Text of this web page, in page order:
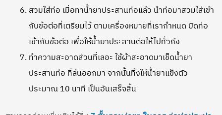
สวมใส่ท่อ เมื่อทาน้ำยาประสานท่อแล้ว นำท่อมาสวมใส่เข้า
กับข้อต่อที่เตรียมไว้ ตามเครื่องหมายที่เรากำหนด บิดท่อ
เข้ากับข้อต่อ เพื่อให้น้ำยาประสานต่อให้ไปทั่วถึง
ทำความสะอาดส่วนที่เลอะ ใช้ผ้าสะอาดมาเช็ดน้ำยา
ประสานท่อ ที่ล้นออกมา จากนั้นทิ้งให้น้ำยาแข็งตัว
ประมาณ 10 นาที เป็นอันเสร็จสิ้น